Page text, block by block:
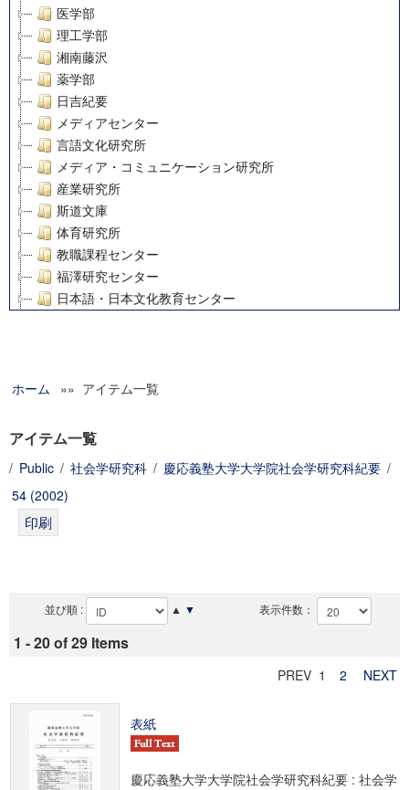
医学部
理工学部
湘南藤沢
薬学部
日吉紀要
メディアセンター
言語文化研究所
メディア・コミュニケーション研究所
産業研究所
斯道文庫
体育研究所
教職課程センター
福澤研究センター
日本語・日本文化教育センター
グローバルリサーチインスティテュート
科学研究費補助金研究成果報告書
慶應義塾大学グローバルCOEプログラム市民社会ガバナンス
慶應義塾大学グローバルCOEプログラム論理と感性の先端的
学術雑誌掲載論文等(8)
ホーム »» アイテム一覧
アイテム一覧
/ Public / 社会学研究科 / 慶応義塾大学大学院社会学研究科紀要 /
54 (2002)
並び順 : ▲ ▼ 表示件数：
1 - 20 of 29 Items
PREV 1 2 NEXT
表紙
慶応義塾大学大学院社会学研究科紀要 : 社会学